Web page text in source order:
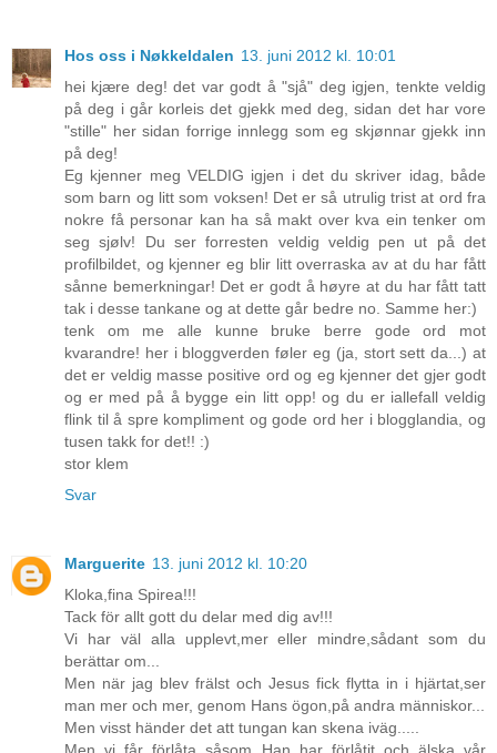
Hos oss i Nøkkeldalen 13. juni 2012 kl. 10:01
hei kjære deg! det var godt å "sjå" deg igjen, tenkte veldig
på deg i går korleis det gjekk med deg, sidan det har vore
"stille" her sidan forrige innlegg som eg skjønnar gjekk inn
på deg!
Eg kjenner meg VELDIG igjen i det du skriver idag, både
som barn og litt som voksen! Det er så utrulig trist at ord fra
nokre få personar kan ha så makt over kva ein tenker om
seg sjølv! Du ser forresten veldig veldig pen ut på det
profilbildet, og kjenner eg blir litt overraska av at du har fått
sånne bemerkningar! Det er godt å høyre at du har fått tatt
tak i desse tankane og at dette går bedre no. Samme her:)
tenk om me alle kunne bruke berre gode ord mot
kvarandre! her i bloggverden føler eg (ja, stort sett da...) at
det er veldig masse positive ord og eg kjenner det gjer godt
og er med på å bygge ein litt opp! og du er iallefall veldig
flink til å spre kompliment og gode ord her i blogglandia, og
tusen takk for det!! :)
stor klem
Svar
Marguerite 13. juni 2012 kl. 10:20
Kloka,fina Spirea!!!
Tack för allt gott du delar med dig av!!!
Vi har väl alla upplevt,mer eller mindre,sådant som du
berättar om...
Men när jag blev frälst och Jesus fick flytta in i hjärtat,ser
man mer och mer, genom Hans ögon,på andra människor...
Men visst händer det att tungan kan skena iväg.....